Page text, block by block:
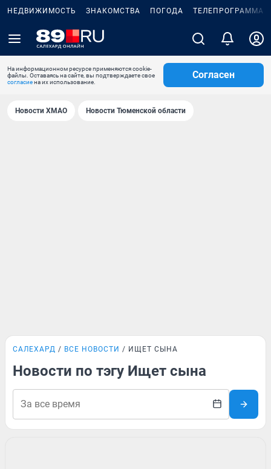
НЕДВИЖИМОСТЬ ЗНАКОМСТВА ПОГОДА ТЕЛЕПРОГРАММА
На информационном ресурсе применяются cookie-
файлы. Оставаясь на сайте, вы подтверждаете свое
согласиена их использование.
Согласен
Новости ХМАО Новости Тюменской области
САЛЕХАРД ВСЕ НОВОСТИ ИЩЕТ СЫНА
Новости по тэгу Ищет сына